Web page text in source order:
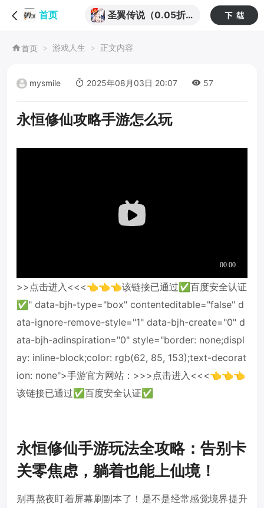
首页
圣翼传说（0.05折
首页 游戏人生 正文内容
mysmile 2025年08月03日 20:07 57
永恒修仙攻略手游怎么玩
>>点击进入<<<👈👈👈该链接已通过✅百度安全认证
✅" data-bjh-type="box" contenteditable="false" d
ata-ignore-remove-style="1" data-bjh-create="0" d
ata-bjh-adinspiration="0" style="border: none;displ
ay: inline-block;color: rgb(62, 85, 153);text-decorat
ion: none">手游官方网站：>>>点击进入<<<👈👈👈
该链接已通过✅百度安全认证✅
永恒修仙手游玩法全攻略：告别卡
关零焦虑，躺着也能上仙境！
别再熬夜盯着屏幕刷副本了！是不是经常感觉境界提升